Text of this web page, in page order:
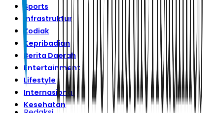
Sports
Infrastruktur
Zodiak
Kepribadian
Berita Daerah
Entertainment
Lifestyle
Internasional
Kesehatan